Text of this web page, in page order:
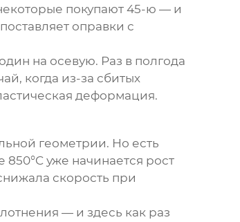
покупают 45-ю — и
поставляет оправки с
на осевую. Раз в полгода
когда из-за сбитых
деформация.
геометрии. Но есть
уже начинается рост
скорость при
— и здесь как раз